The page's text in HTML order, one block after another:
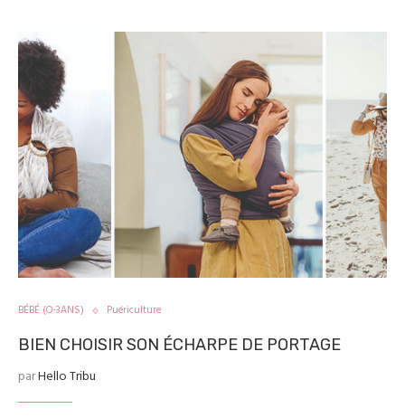
BÉBÉ (O-3ANS) Puériculture
BIEN CHOISIR SON ÉCHARPE DE PORTAGE
parHello Tribu